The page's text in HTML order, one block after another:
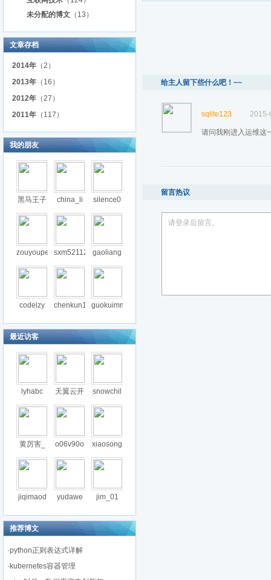
未分配的博文 （13）
文章存档
2014年 （2）
2013年 （16）
2012年 （27）
2011年 （117）
我的朋友
黑马王子 china_li silence0
zouyoupe sxm52112 gaoliang
codelzy chenkun1 guokuimm
最近访客
lyhabc 天翼云开 snowchil
黄厉害_ o06v90o xiaosong
jiqimaod yudawe jim_01
推荐博文
·python正则表达式详解
· kubernetes容器管理
给主人留下些什么吧！~~
sqlite123 2015-
请问我刚进入运维这
留言热议
请登录后留言。